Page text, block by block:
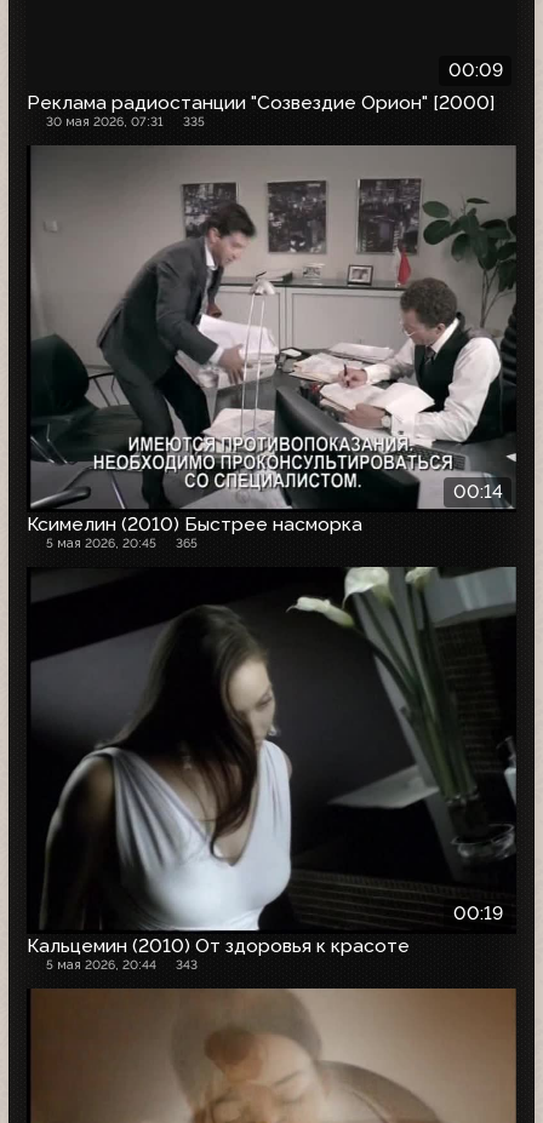
00:09
Реклама радиостанции "Созвездие Орион" [2000]
30 мая 2026, 07:31 335
00:14
Ксимелин (2010) Быстрее насморка
5 мая 2026, 20:45 365
00:19
Кальцемин (2010) От здоровья к красоте
5 мая 2026, 20:44 343